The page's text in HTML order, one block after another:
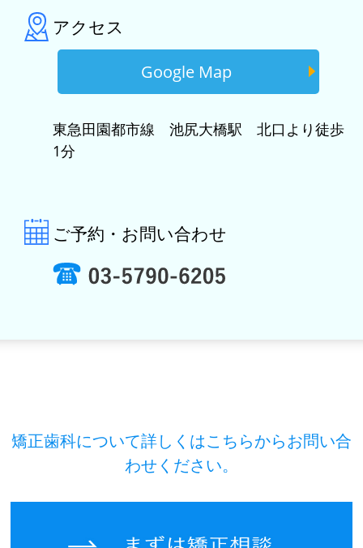
アクセス
Google Map
東急田園都市線 池尻大橋駅 北口より徒歩
1分
ご予約・お問い合わせ
矯正歯科について詳しくはこちらからお問い合
わせください。